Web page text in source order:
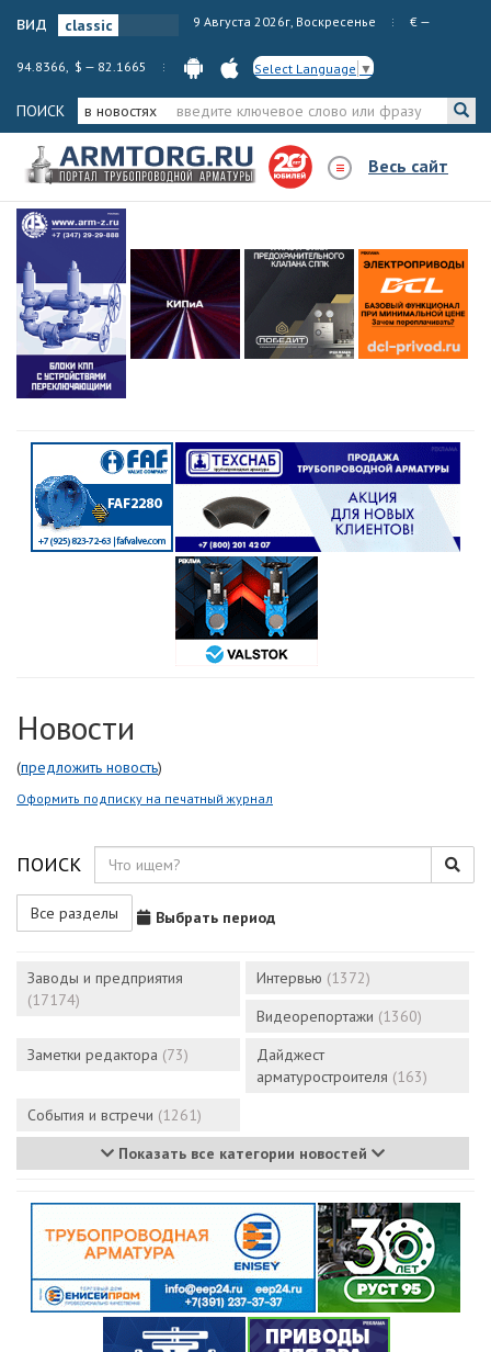
вид 9 Августа 2026г, Воскресенье € —
94.8366, $ — 82.1665 Select Language ▼
ПОИСК в новостях
Весь сайт
Новости
(предложить новость)
Оформить подписку на печатный журнал
ПОИСК
Все разделы Выбрать период
Заводы и предприятия
(17174)
Интервью (1372)
Видеорепортажи (1360)
Заметки редактора (73)
Дайджест
арматуростроителя (163)
События и встречи (1261)
Показать все категории новостей